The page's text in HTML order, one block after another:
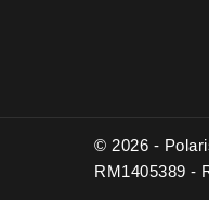
© 2026 -
RM1405389 -